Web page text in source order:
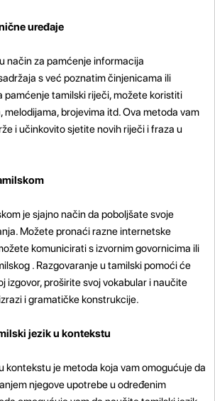
uređaje
način za pamćenje informacija
s već poznatim činjenicama ili
pamćenje tamilski riječi, možete koristiti
melodijama, brojevima itd. Ova metoda vam
i učinkovito sjetite novih riječi i fraza u
je sjajno način da poboljšate svoje
Možete pronaći razne internetske
komunicirati s izvornim govornicima ili
. Razgovaranje u tamilski pomoći će
izgovor, proširite svoj vokabular i naučite
i gramatičke konstrukcije.
jezik u kontekstu
kontekstu je metoda koja vam omogućuje da
njegove upotrebe u određenim